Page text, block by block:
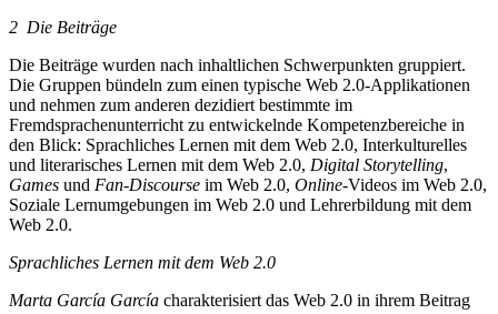
2 Die Beiträge
Die Beiträge wurden nach inhaltlichen Schwerpunkten gruppiert.
Die Gruppen bündeln zum einen typische Web 2.0-Applikationen
und nehmen zum anderen dezidiert bestimmte im
Fremdsprachenunterricht zu entwickelnde Kompetenzbereiche in
den Blick: Sprachliches Lernen mit dem Web 2.0, Interkulturelles
und literarisches Lernen mit dem Web 2.0, Digital Storytelling,
Games und Fan-Discourse im Web 2.0, Online-Videos im Web 2.0,
Soziale Lernumgebungen im Web 2.0 und Lehrerbildung mit dem
Web 2.0.
Sprachliches Lernen mit dem Web 2.0
Marta García García charakterisiert das Web 2.0 in ihrem Beitrag